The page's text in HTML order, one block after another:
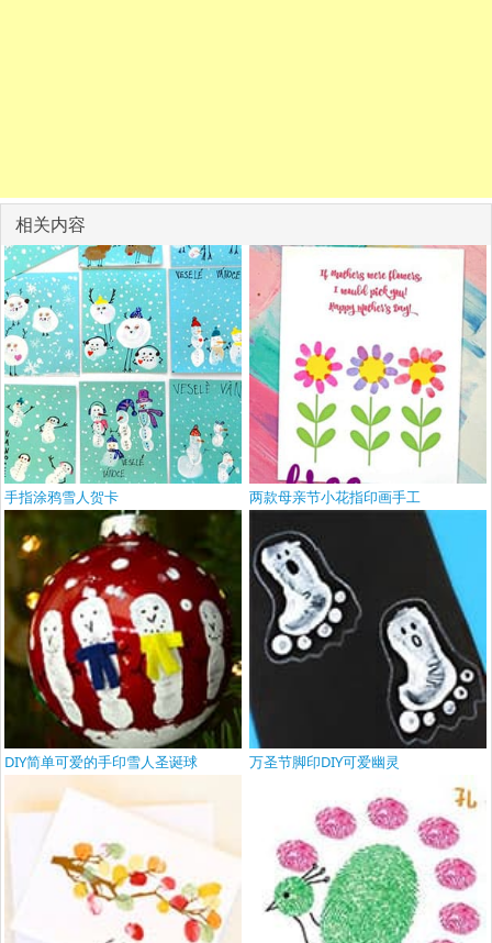
相关内容
手指涂鸦雪人贺卡 两款母亲节小花指印画手工
DIY简单可爱的手印雪人圣诞球 万圣节脚印DIY可爱幽灵